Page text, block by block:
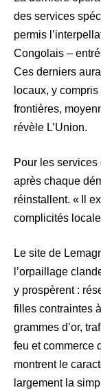
des services
permis
Congolais –
Ces derniers
locaux, y
frontières,
révèle L’Union.
Pour les services
après chaque
réinstallent. « Il
complicités
Le site de
l’orpaillage
y prospèrent :
filles contraintes
grammes d’or,
feu et commerce
montrent le
largement la